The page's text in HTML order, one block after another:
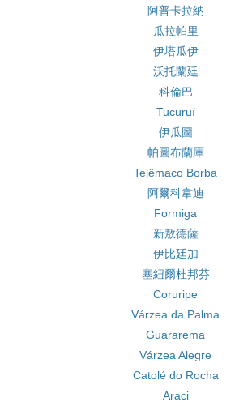
阿普卡拉納
瓜拉帕里
伊塔瓜伊
沃托蘭廷
科倫巴
Tucuruí
伊瓜圖
帕圖布蘭庫
Telêmaco Borba
阿爾科韋迪
Formiga
新敖德薩
伊比廷加
塞紐爾杜邦芬
Coruripe
Várzea da Palma
Guararema
Várzea Alegre
Catolé do Rocha
Araci